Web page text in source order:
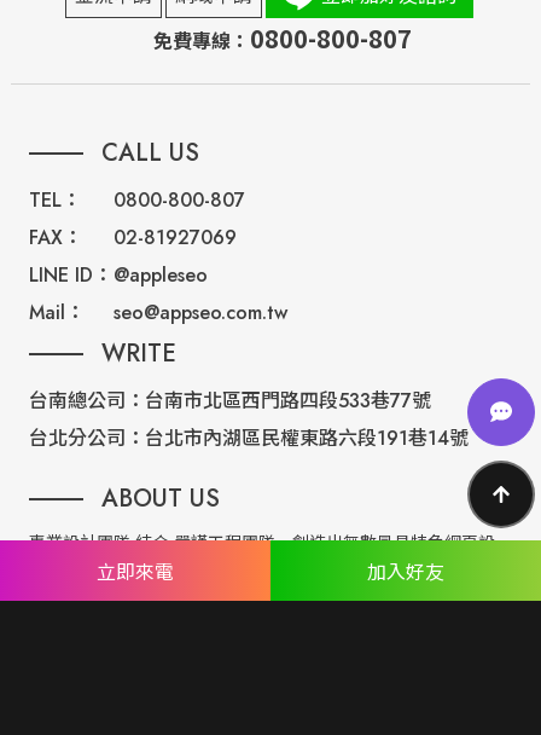
免費專線： 0800-800-807
CALL US
TEL：
0800-800-807
FAX：
02-81927069
LINE ID： @appleseo
Mail：
seo@appseo.com.tw
WRITE
台南總公司： 台南市北區西門路四段533巷77號
台北分公司： 台北市內湖區民權東路六段191巷14號
ABOUT US
專業設計團隊 結合 嚴謹工程團隊，創造出無數最具特色網頁設
計，不管是時尚美感或是網站最新特效技術，我們仍不斷學習推
出最創新的網頁設計。
立即來電 加入好友